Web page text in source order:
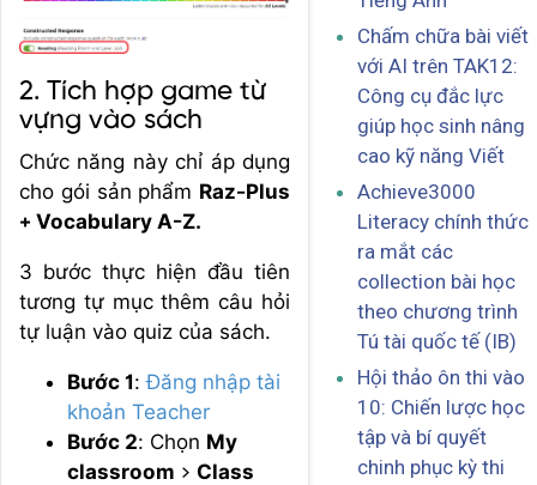
2. Tích hợp game từ
vựng vào sách
Chức năng này chỉ áp dụng
cho gói sản phẩm Raz-Plus
+ Vocabulary A-Z.
3 bước thực hiện đầu tiên
tương tự mục thêm câu hỏi
tự luận vào quiz của sách.
Bước 1:Đăng nhập tài
khoản Teacher
Bước 2: Chọn My
classroom > Class
Chấm chữa bài viết
với AI trên TAK12:
Công cụ đắc lực
giúp học sinh nâng
cao kỹ năng Viết
Achieve3000
Literacy chính thức
ra mắt các
collection bài học
theo chương trình
Tú tài quốc tế (IB)
Hội thảo ôn thi vào
10: Chiến lược học
tập và bí quyết
chinh phục kỳ thi